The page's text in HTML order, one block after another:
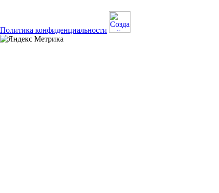
Политика конфиденциальности